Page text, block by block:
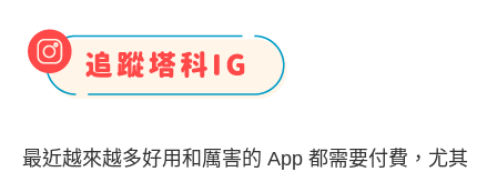
最近越來越多好用和厲害的 App 都需要付費，尤其